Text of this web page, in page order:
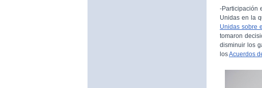
-Participación
Unidas en la
Unidas sobre
tomaron
disminuir los
losAcuerdos